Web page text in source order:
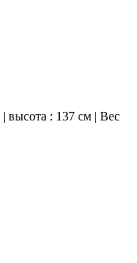
высота : 137 см | Вес